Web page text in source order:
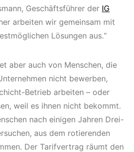
Geschäftsführer der IG
arbeiten wir gemeinsam mit
Lösungen aus.“
aber auch von Menschen, die
nicht bewerben,
Betrieb arbeiten – oder
weil es ihnen nicht bekommt.
nach einigen Jahren Drei-
aus dem rotierenden
Der Tarifvertrag räumt den